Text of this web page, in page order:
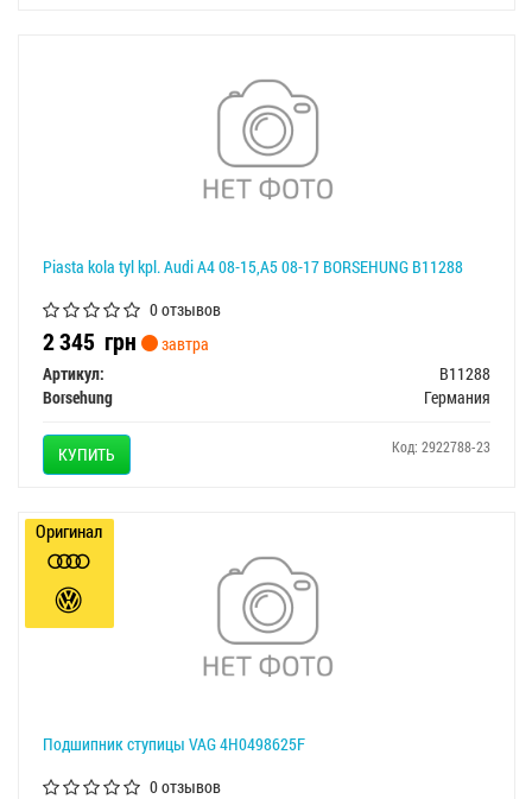
Piasta kola tyl kpl. Audi A4 08-15,A5 08-17 BORSEHUNG B11288
0 отзывов
2 345 грн
завтра
Артикул:
B11288
Borsehung
Германия
КУПИТЬ Код: 2922788-23
Подшипник ступицы VAG 4H0498625F
0 отзывов
Оригинал